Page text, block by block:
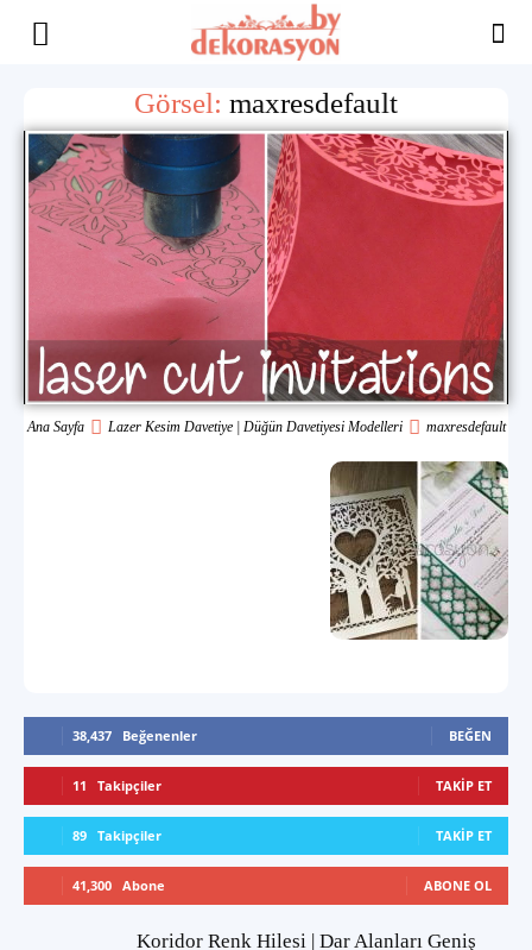
Yaşam
Alanınıza
İlham
Görsel: maxresdefault
Ana Sayfa Lazer Kesim Davetiye | Düğün Davetiyesi Modelleri maxresdefault
38,437 Beğenenler BEĞEN
11 Takipçiler TAKIP ET
89 Takipçiler TAKIP ET
41,300 Abone ABONE OL
Koridor Renk Hilesi | Dar Alanları Geniş